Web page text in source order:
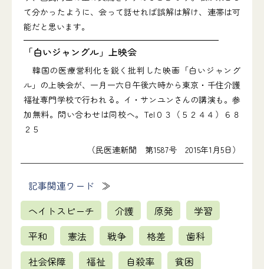
て分かったように、会って話せれば誤解は解け、連帯は可
能だと思います。
「白いジャングル」上映会
韓国の医療営利化を鋭く批判した映画「白いジャング
ル」の上映会が、一月一六日午後六時から東京・千住介護
福祉専門学校で行われる。イ・サンユンさんの講演も。参
加無料。問い合わせは同校へ。Tel０３（５２４４）６８
２５
（民医連新聞 第1587号 2015年1月5日）
記事関連ワード
ヘイトスピーチ
介護 原発
学習
平和
憲法 戦争 格差
歯科
社会保障
福祉 自殺率
貧困